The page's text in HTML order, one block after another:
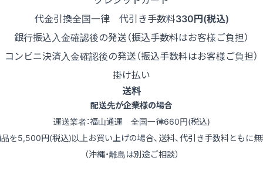
代金引換全国一律 代引き手数料330円(税込)
銀行振込入金確認後の発送（振込手数料はお客様ご負担）
コンビニ決済入金確認後の発送（振込手数料はお客様ご負担）
掛け払い
送料
配送先が企業様の場合
運送業者：福山通運 全国一律660円(税込)
品を5,500円(税込)以上お買い上げの場合、送料、代引き手数料ともに無
（沖縄・離島は別途ご相談）